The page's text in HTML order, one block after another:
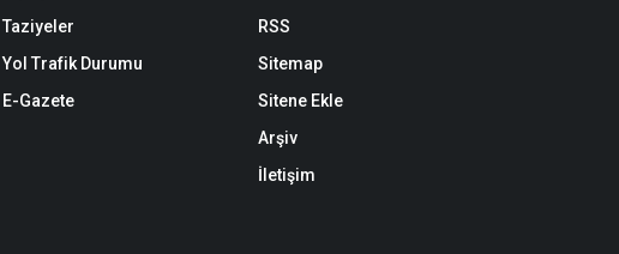
Taziyeler
Yol Trafik Durumu
E-Gazete
RSS
Sitemap
Sitene Ekle
Arşiv
İletişim